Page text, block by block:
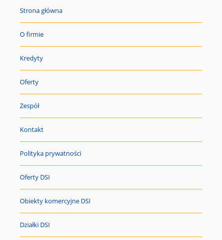
Strona główna
O firmie
Kredyty
Oferty
Zespół
Kontakt
Polityka prywatności
Oferty DSI
Obiekty komercyjne DSI
Działki DSI